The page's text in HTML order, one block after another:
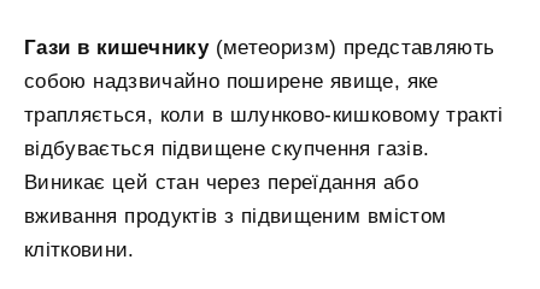
Гази в кишечнику(метеоризм) представляють
собою надзвичайно поширене явище, яке
трапляється, коли в шлунково-кишковому тракті
відбувається підвищене скупчення газів.
Виникає цей стан через переїдання або
вживання продуктів з підвищеним вмістом
клітковини.